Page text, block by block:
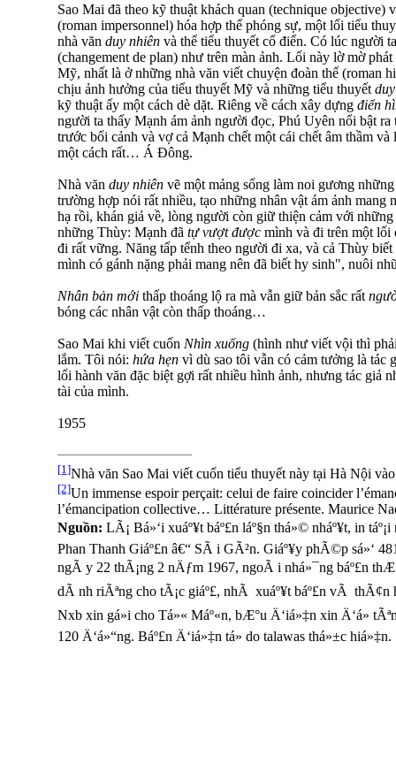
Sao Mai đã theo kỹ thuật khách quan (technique objective)
(roman impersonnel) hóa hợp thể phóng sự, một lối tiểu
nhà văn duy nhiên và thể tiểu thuyết cổ điển. Có lúc người
(changement de plan) như trên màn ảnh. Lối này lờ mờ
Mỹ, nhất là ở những nhà văn viết chuyện đoàn thể (roman
chịu ảnh hưởng của tiểu thuyết Mỹ và những tiểu thuyết
kỹ thuật ấy một cách dè dặt. Riêng về cách xây dựng điển
người ta thấy Mạnh ám ảnh người đọc, Phú Uyên nổi bật
trước bối cảnh và vợ cả Mạnh chết một cái chết âm thầm
một cách rất… Á Đông.
Nhà văn duy nhiên vẽ một mảng sống làm noi gương
trường hợp nói rất nhiều, tạo những nhân vật ám ảnh mang
hạ rồi, khán giả về, lòng người còn giữ thiện cảm với
những Thùy: Mạnh đã tự vượt được mình và đi trên một lối
đi rất vững. Năng tấp tểnh theo người đi xa, và cả Thùy
mình có gánh nặng phải mang nên đã biết hy sinh", nuôi
Nhân bản mới thấp thoáng lộ ra mà vẫn giữ bản sắc rất
bóng các nhân vật còn thấp thoáng…
Sao Mai khi viết cuốn Nhìn xuống (hình như viết vội thì
lắm. Tôi nói: hứa hẹn vì dù sao tôi vẫn có cảm tưởng là tác
lối hành văn đặc biệt gợi rất nhiều hình ảnh, nhưng tác giả
tài của mình.
1955
[1]Nhà văn Sao Mai viết cuốn tiểu thuyết này tại Hà Nội
[2]Un immense espoir perçait: celui de faire coincider
l’émancipation collective… Littérature présente. Maurice
Nguồn: LÃ¡ Bá»‘i xuáº¥t báº£n láº§n thá»© nháº¥t, in
Phan Thanh Giáº£n â€“ SÃ i GÃ²n. Giáº¥y phÃ©p sá»‘
ngÃ y 22 thÃ¡ng 2 nÄƒm 1967, ngoÃ i nhá»¯ng báº£n
dÃ nh riÃªng cho tÃ¡c giáº£, nhÃ xuáº¥t báº£n vÃ thÃ¢n
Nxb xin gá»­i cho Tá»« Máº«n, bÆ°u Ä‘iá»‡n xin Ä‘á»
120 Ä‘á»“ng. Báº£n Ä‘iá»‡n tá»­ do talawas thá»±c hiá»‡n.